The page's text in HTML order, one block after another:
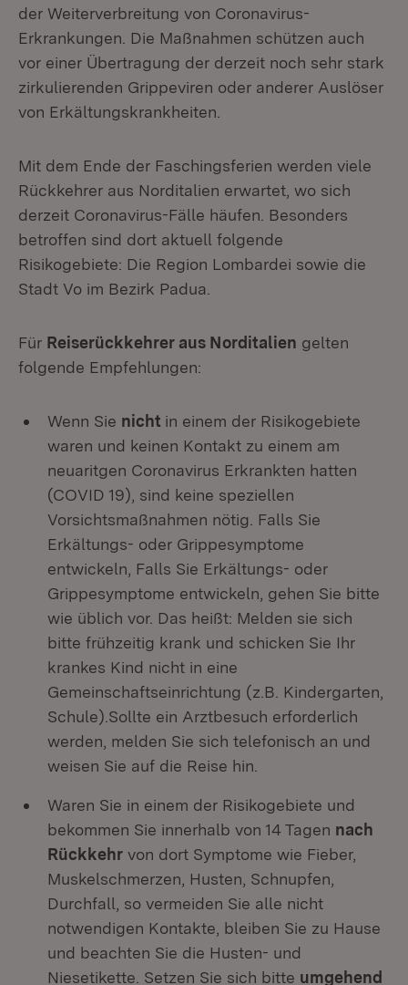
der Weiterverbreitung von Coronavirus-
Erkrankungen. Die Maßnahmen schützen auch
vor einer Übertragung der derzeit noch sehr stark
zirkulierenden Grippeviren oder anderer Auslöser
von Erkältungskrankheiten.
Mit dem Ende der Faschingsferien werden viele
Rückkehrer aus Norditalien erwartet, wo sich
derzeit Coronavirus-Fälle häufen. Besonders
betroffen sind dort aktuell folgende
Risikogebiete: Die Region Lombardei sowie die
Stadt Vo im Bezirk Padua.
Für Reiserückkehrer aus Norditalien gelten
folgende Empfehlungen:
Wenn Sie nicht in einem der Risikogebiete
waren und keinen Kontakt zu einem am
neuaritgen Coronavirus Erkrankten hatten
(COVID 19), sind keine speziellen
Vorsichtsmaßnahmen nötig. Falls Sie
Erkältungs- oder Grippesymptome
entwickeln, Falls Sie Erkältungs- oder
Grippesymptome entwickeln, gehen Sie bitte
wie üblich vor. Das heißt: Melden sie sich
bitte frühzeitig krank und schicken Sie Ihr
krankes Kind nicht in eine
Gemeinschaftseinrichtung (z.B. Kindergarten,
Schule).Sollte ein Arztbesuch erforderlich
werden, melden Sie sich telefonisch an und
weisen Sie auf die Reise hin.
Waren Sie in einem der Risikogebiete und
bekommen Sie innerhalb von 14 Tagen nach
Rückkehr von dort Symptome wie Fieber,
Muskelschmerzen, Husten, Schnupfen,
Durchfall, so vermeiden Sie alle nicht
notwendigen Kontakte, bleiben Sie zu Hause
und beachten Sie die Husten- und
Niesetikette. Setzen Sie sich bitte umgehend